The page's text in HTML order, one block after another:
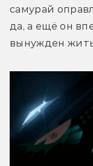
самурай
да, а ещё он
вынужден